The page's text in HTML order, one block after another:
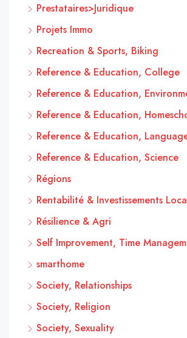
Prestataires>Juridique
Projets Immo
Recreation & Sports, Biking
Reference & Education, College
Reference & Education,
Reference & Education,
Reference & Education,
Reference & Education, Science
Régions
Rentabilité & Investissements
Résilience & Agri
Self Improvement, Time
smarthome
Society, Relationships
Society, Religion
Society, Sexuality